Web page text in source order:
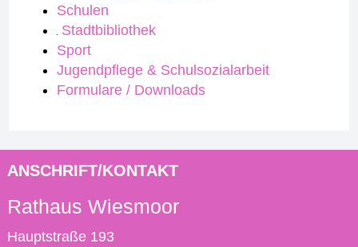
Schulen
Stadtbibliothek
Sport
Jugendpflege & Schulsozialarbeit
Formulare / Downloads
ANSCHRIFT/KONTAKT
Rathaus Wiesmoor
Hauptstraße 193